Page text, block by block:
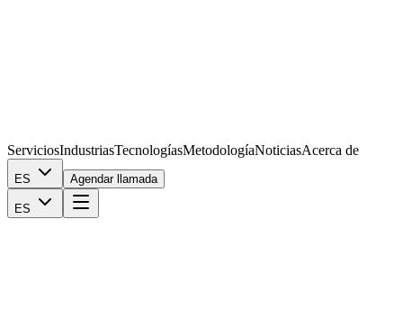
ServiciosIndustriasTecnologíasMetodologíaNoticiasAcerca de
ES Agendar llamada
ES